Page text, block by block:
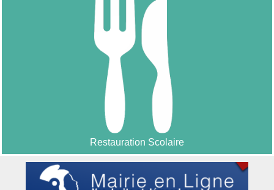
Restauration Scolaire